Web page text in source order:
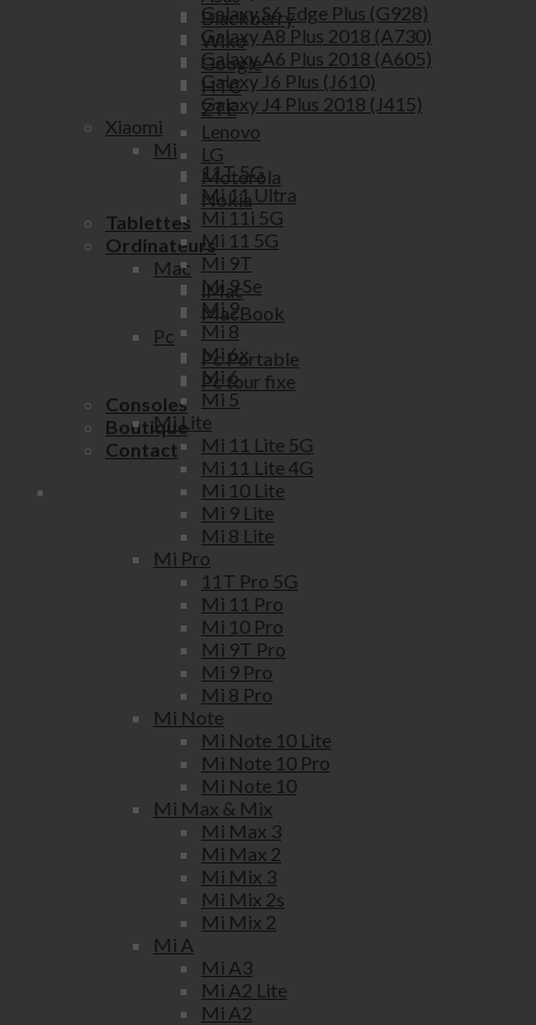
Blackberry
Wiko
Google
HTC
ZTE
Lenovo
LG
Motorola
Nokia
Tablettes
Ordinateurs
Mac
iMac
MacBook
Pc
Pc Portable
Pc tour fixe
Consoles
Boutique
Contact
Galaxy S6 Edge Plus (G928)
Galaxy A8 Plus 2018 (A730)
Galaxy A6 Plus 2018 (A605)
Galaxy J6 Plus (J610)
Galaxy J4 Plus 2018 (J415)
Xiaomi
Mi
11T 5G
Mi 11 Ultra
Mi 11i 5G
Mi 11 5G
Mi 9T
Mi 9 Se
Mi 9
Mi 8
Mi 6x
Mi 6
Mi 5
Mi Lite
Mi 11 Lite 5G
Mi 11 Lite 4G
Mi 10 Lite
Mi 9 Lite
Mi 8 Lite
Mi Pro
11T Pro 5G
Mi 11 Pro
Mi 10 Pro
Mi 9T Pro
Mi 9 Pro
Mi 8 Pro
Mi Note
Mi Note 10 Lite
Mi Note 10 Pro
Mi Note 10
Mi Max & Mix
Mi Max 3
Mi Max 2
Mi Mix 3
Mi Mix 2s
Mi Mix 2
Mi A
Mi A3
Mi A2 Lite
Mi A2